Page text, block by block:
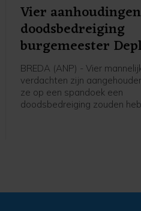
Vier
doodsbedreiging
burgemeester
BREDA (ANP) - Vier
verdachten zijn
ze op een spandoek een
doodsbedreiging zouden